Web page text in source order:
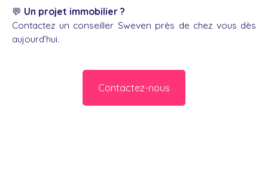
💬 Un projet immobilier ?
Contactez un conseiller Sweven près de chez vous dès
aujourd’hui.
Contactez-nous